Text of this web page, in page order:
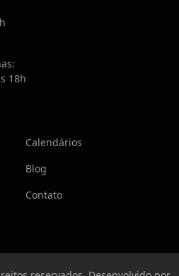
18h
Calendários
Blog
Contato